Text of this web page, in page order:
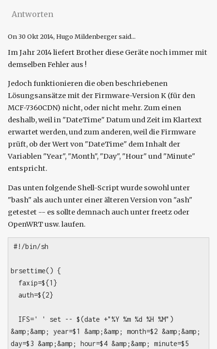
Antworten
On 30 Okt 2014, Hugo Mildenberger said...
Im Jahr 2014 liefert Brother diese Geräte noch immer mit
demselben Fehler aus !
Jedoch funktionieren die oben beschriebenen
Lösungsansätze mit der Firmware-Version K (für den
MCF-7360CDN) nicht, oder nicht mehr. Zum einen
deshalb, weil in "DateTime" Datum und Zeit im Klartext
erwartet werden, und zum anderen, weil die Firmware
prüft, ob der Wert von "DateTime" dem Inhalt der
Variablen "Year", "Month", "Day", "Hour" und "Minute"
entspricht.
Das unten folgende Shell-Script wurde sowohl unter
"bash" als auch unter einer älteren Version von "ash"
getestet -- es sollte demnach auch unter freetz oder
OpenWRT usw. laufen.
#!/bin/sh
brsettime() {
faxip=${1}
auth=${2}
IFS=' ' set -- $(date +"%Y %m %d %H %M")
&amp;&amp; year=$1 &amp;&amp; month=$2 &amp;&amp;
day=$3 &amp;&amp; hour=$4 &amp;&amp; minute=$5